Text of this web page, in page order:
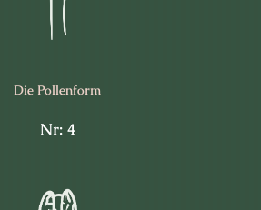
Die Pollen­form
Nr: 4